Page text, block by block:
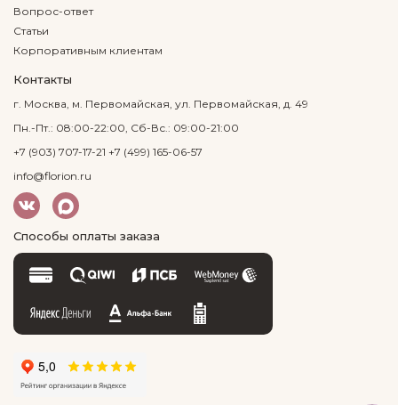
Вопрос-ответ
Статьи
Корпоративным клиентам
Контакты
г. Москва, м. Первомайская, ул. Первомайская, д. 49
Пн.-Пт.: 08:00-22:00, Сб-Вс.: 09:00-21:00
+7 (903) 707-17-21 +7 (499) 165-06-57
info@florion.ru
Способы оплаты заказа